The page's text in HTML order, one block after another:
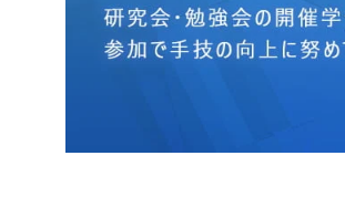
東京都港区西新橋3-25-33 フロ
一般社団法人メディカルアライ